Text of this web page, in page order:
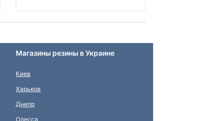
Магазины резины в Украине
Киев
Харьков
Днепр
Одесса